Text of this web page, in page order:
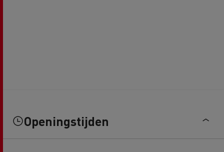
Openingstijden